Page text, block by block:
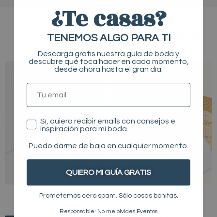
Productos relacionados
Lacres adhesivos Funda Vinilo #3
Este
múltiples
variantes.
Las
opciones
se
pueden
elegir
en
la
¿Te casas?
TENEMOS ALGO PARA TI
Descarga gratis nuestra guía de boda y
descubre qué toca hacer en cada momento,
desde ahora hasta el gran día.
TU EMAIL
Consentimiento
Sí, quiero recibir emails con consejos e
inspiración para mi boda.
Puedo darme de baja en cualquier momento.
QUIERO MI GUÍA GRATIS
Prometemos cero spam. Sólo cosas bonitas.
Responsable: No me olvides Eventos